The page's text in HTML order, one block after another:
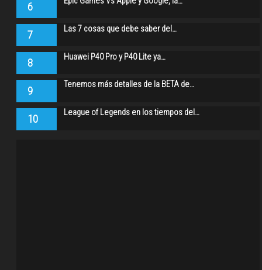
6
7 Las 7 cosas que debe saber del…
8 Huawei P40 Pro y P40 Lite ya…
9 Tenemos más detalles de la BETA de…
10 League of Legends en los tiempos del…